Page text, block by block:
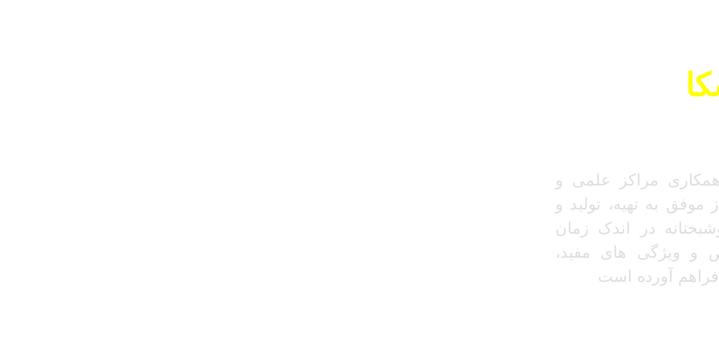
مراکز علمی و
موفق به تهیه، تولید و
در اندک زمان
و ویژگی های مفید،
آورده است